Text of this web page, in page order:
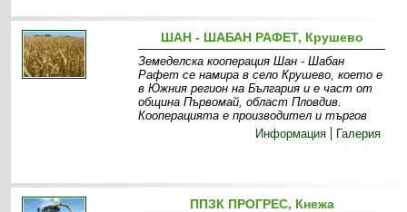
ШАН - ШАБАН РАФЕТ, Крушево
Земеделска кооперация Шан - Шабан
Рафет се намира в село Крушево, което е
в Южния регион на България и е част от
община Първомай, област Пловдив.
Кооперацията е производител и търгов
Информация
Галерия
ППЗК ПРОГРЕС, Кнежа